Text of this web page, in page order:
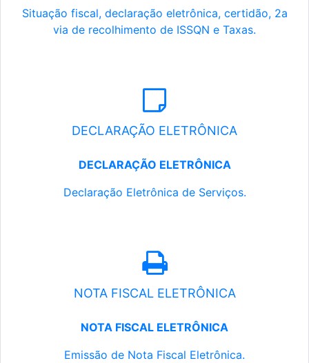
Situação fiscal, declaração eletrônica, certidão, 2a
via de recolhimento de ISSQN e Taxas.
DECLARAÇÃO ELETRÔNICA
DECLARAÇÃO ELETRÔNICA
Declaração Eletrônica de Serviços.
NOTA FISCAL ELETRÔNICA
NOTA FISCAL ELETRÔNICA
Emissão de Nota Fiscal Eletrônica.